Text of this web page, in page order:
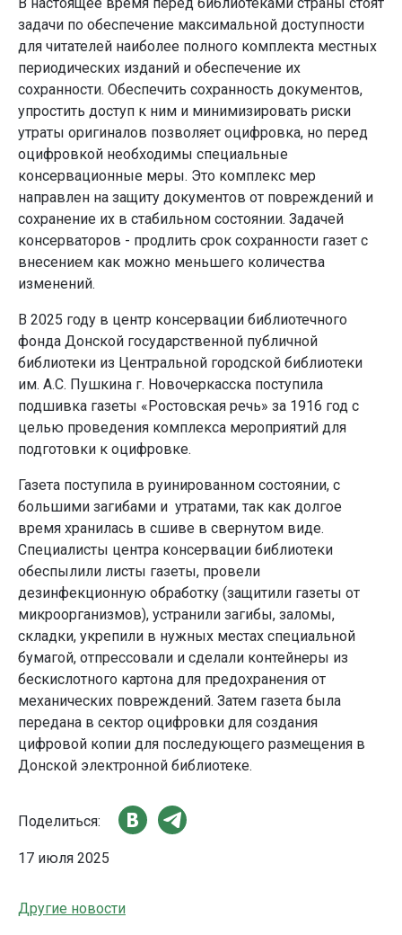
В настоящее время перед библиотеками страны стоят
задачи по обеспечение максимальной доступности
для читателей наиболее полного комплекта местных
периодических изданий и обеспечение их
сохранности. Обеспечить сохранность документов,
упростить доступ к ним и минимизировать риски
утраты оригиналов позволяет оцифровка, но перед
оцифровкой необходимы специальные
консервационные меры. Это комплекс мер
направлен на защиту документов от повреждений и
сохранение их в стабильном состоянии. Задачей
консерваторов - продлить срок сохранности газет с
внесением как можно меньшего количества
изменений.
В 2025 году в центр консервации библиотечного
фонда Донской государственной публичной
библиотеки из Центральной городской библиотеки
им. А.С. Пушкина г. Новочеркасска поступила
подшивка газеты «Ростовская речь» за 1916 год с
целью проведения комплекса мероприятий для
подготовки к оцифровке.
Газета поступила в руинированном состоянии, с
большими загибами и утратами, так как долгое
время хранилась в сшиве в свернутом виде.
Специалисты центра консервации библиотеки
обеспылили листы газеты, провели
дезинфекционную обработку (защитили газеты от
микроорганизмов), устранили загибы, заломы,
складки, укрепили в нужных местах специальной
бумагой, отпрессовали и сделали контейнеры из
бескислотного картона для предохранения от
механических повреждений. Затем газета была
передана в сектор оцифровки для создания
цифровой копии для последующего размещения в
Донской электронной библиотеке.
Поделиться:
17 июля 2025
Другие новости